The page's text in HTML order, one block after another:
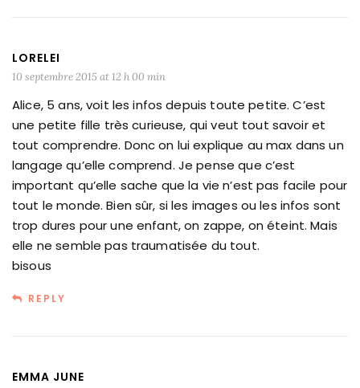
LORELEI
10 septembre 2015 at 12 h 00 min
Alice, 5 ans, voit les infos depuis toute petite. C’est
une petite fille très curieuse, qui veut tout savoir et
tout comprendre. Donc on lui explique au max dans un
langage qu’elle comprend. Je pense que c’est
important qu’elle sache que la vie n’est pas facile pour
tout le monde. Bien sûr, si les images ou les infos sont
trop dures pour une enfant, on zappe, on éteint. Mais
elle ne semble pas traumatisée du tout.
bisous
REPLY
EMMA JUNE